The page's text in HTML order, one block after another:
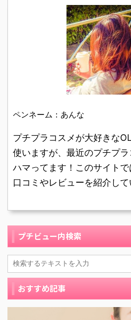
パンダ目になるタイプで
す。 パウダーを目元に塗
ったり、強力ウォーター
プルーフのマスカラを試
したり、色々と工夫して
リ
書
れ
フ
ボ
い
い軽くてふんわりしたカ
ール力でまつ毛が下がり
にくいのが特徴です。 セ
ザンヌ エアリーカールマ
スカラの口コミレビュー
を写真付きで紹介しま
す。 37歳の専業主婦で
す。逆さまつげです。 私
は元々酷い逆さまつげな
ので、いくらビューラー
でまつげを上げてもすぐ
に下がってきてしまいま
す。いつも買うマスカラ
はカール力があるのが多
いのですが、今まで納得
ン
ル
ラ
に
や
ど
る
コ
ー
パ
ー
ペンネーム：あんな
プチプラコスメが大好きな
使いますが、最近のプチプ
ハマってます！このサイト
口コミやレビューを紹介して
プチビュー内検索
おすすめ記事